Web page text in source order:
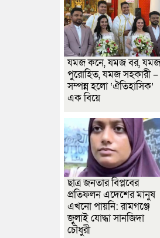
যমজ কনে, যমজ বর, যমজ
পুরোহিত, যমজ সহকারী –
সম্পন্ন হলো ‘ঐতিহাসিক’
এক বিয়ে
ছাত্র জনতার বিপ্লবের
প্রতিফলন এদেশের মানুষ
এখনো পায়নি: রামগঞ্জে
জুলাই যোদ্ধা সানজিদা
চৌধুরী